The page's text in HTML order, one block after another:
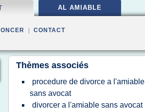
AL AMIABLE
CONTACT
Thèmes associés
procedure de divorce a l'amiable
sans avocat
divorcer a l'amiable sans avocat